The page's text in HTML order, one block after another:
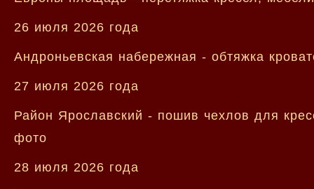
26 июля 2026 года
Андроньевская набережная - обтяжка
27 июля 2026 года
Район Ярославский - пошив чехлов для
фото
28 июля 2026 года